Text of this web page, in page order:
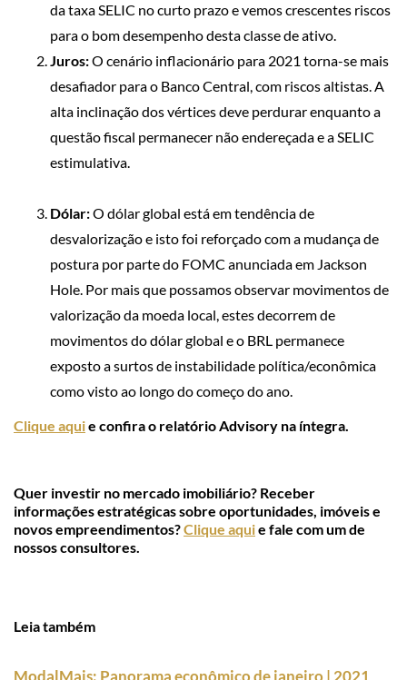
da taxa SELIC no curto prazo e vemos crescentes riscos
para o bom desempenho desta classe de ativo.
Juros:O cenário inflacionário para 2021 torna-se mais
desafiador para o Banco Central, com riscos altistas. A
alta inclinação dos vértices deve perdurar enquanto a
questão fiscal permanecer não endereçada e a SELIC
estimulativa.
Dólar:O dólar global está em tendência de
desvalorização e isto foi reforçado com a mudança de
postura por parte do FOMC anunciada em Jackson
Hole. Por mais que possamos observar movimentos de
valorização da moeda local, estes decorrem de
movimentos do dólar global e o BRL permanece
exposto a surtos de instabilidade política/econômica
como visto ao longo do começo do ano.
Clique aquie confira o relatório Advisory na íntegra.
Quer investir no mercado imobiliário? Receber
informações estratégicas sobre oportunidades, imóveis e
novos empreendimentos?Clique aquie fale com um de
nossos consultores.
Leia também